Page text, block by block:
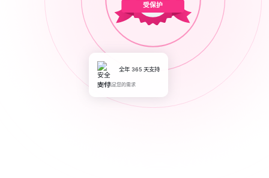
受保护
全年 365 天支持
随时满足您的需求